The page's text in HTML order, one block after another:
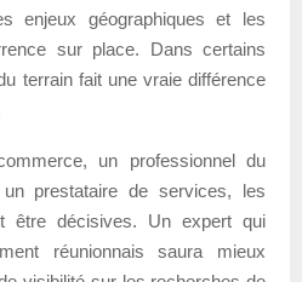
enjeux géographiques et les
sur place. Dans certains
terrain fait une vraie différence
un professionnel du
prestataire de services, les
être décisives. Un expert qui
réunionnais saura mieux